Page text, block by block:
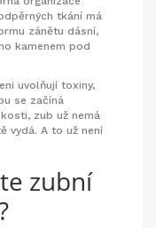
tkání má
zánětu dásní,
kamenem pod
uvolňují toxiny,
se začíná
zub už nemá
vydá. A to už není
zubní